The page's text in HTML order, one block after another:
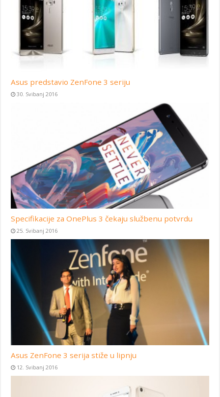
Asus predstavio ZenFone 3 seriju
30. Svibanj 2016
Specifikacije za OnePlus 3 čekaju službenu potvrdu
25. Svibanj 2016
Asus ZenFone 3 serija stiže u lipnju
12. Svibanj 2016